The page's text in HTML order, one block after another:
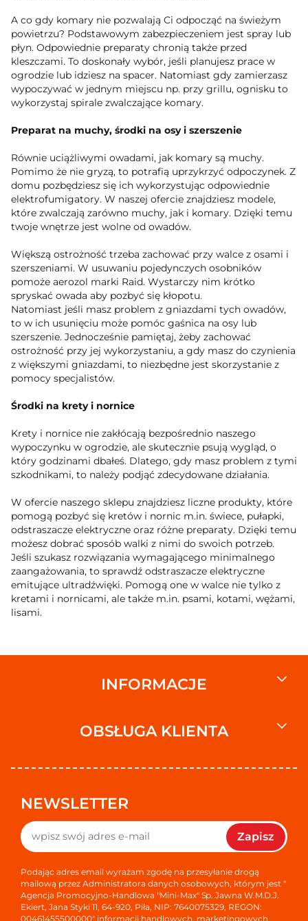
A co gdy komary nie pozwalają Ci odpocząć na świeżym
powietrzu? Podstawowym zabezpieczeniem jest spray lub
płyn. Odpowiednie preparaty chronią także przed
kleszczami. To doskonały wybór, jeśli planujesz prace w
ogrodzie lub idziesz na spacer. Natomiast gdy zamierzasz
wypoczywać w jednym miejscu np. przy grillu, ognisku to
wykorzystaj spirale zwalczające komary.
Preparat na muchy, środki na osy i szerszenie
Równie uciążliwymi owadami, jak komary są muchy.
Pomimo że nie gryzą, to potrafią uprzykrzyć odpoczynek. Z
domu pozbędziesz się ich wykorzystując odpowiednie
elektrofumigatory. W naszej ofercie znajdziesz modele,
które zwalczają zarówno muchy, jak i komary. Dzięki temu
twoje wnętrze jest wolne od owadów.
Większą ostrożność trzeba zachować przy walce z osami i
szerszeniami. W usuwaniu pojedynczych osobników
pomoże aerozol marki Raid. Wystarczy nim krótko
spryskać owada aby pozbyć się kłopotu.
Natomiast jeśli masz problem z gniazdami tych owadów,
to w ich usunięciu może pomóc gaśnica na osy lub
szerszenie. Jednocześnie pamiętaj, żeby zachować
ostrożność przy jej wykorzystaniu, a gdy masz do czynienia
z większymi gniazdami, to niezbędne jest skorzystanie z
pomocy specjalistów.
Środki na krety i nornice
Krety i nornice nie zakłócają bezpośrednio naszego
wypoczynku w ogrodzie, ale skutecznie psują wygląd, o
który godzinami dbałeś. Dlatego, gdy masz problem z tymi
szkodnikami, to należy podjąć zdecydowane działania.
W ofercie naszego sklepu znajdziesz liczne produkty, które
pomogą pozbyć się kretów i nornic m.in. świece, pułapki,
odstraszacze elektryczne oraz różne preparaty. Dzięki temu
możesz dobrać sposób walki z nimi do swoich potrzeb.
Jeśli szukasz rozwiązania wymagającego minimalnego
zaangażowania, to sprawdź odstraszacze elektryczne
emitujące ultradźwięki. Pomogą one w walce nie tylko z
kretami i nornicami, ale także m.in. psami, kotami, wężami,
lisami.
INFORMACJE
OBSŁUGA KLIENTA
NEWSLETTER
Zapisz
Podając adres email wyrażam zgodę na przesyłanie drogą
mailową przez Administratora danych osobowych, którym jest "
Agencja Promocyjno-Handlowa "Mini-Max" Sp. Jawna W.M.D.J.
Ekiert, Jana Styki 11, 64-920, Piła, NIP: 7640075329, REGON:
00461455500000" informacji handlowych, marketingowych,